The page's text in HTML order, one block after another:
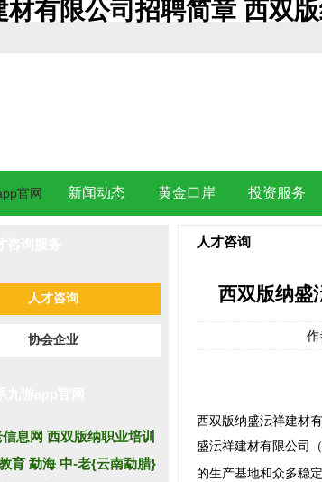
有限公司招聘简章 西双
官网 新闻动态 黄金口岸 投资服务
人才咨询
协会企业
息网 西双版纳职业培训
育 勐海 中-老{云南勐腊}
人才咨询
西双版纳盛
西双版纳盛沄祥建材
盛沄祥建材有限公司
的生产基地和众多稳